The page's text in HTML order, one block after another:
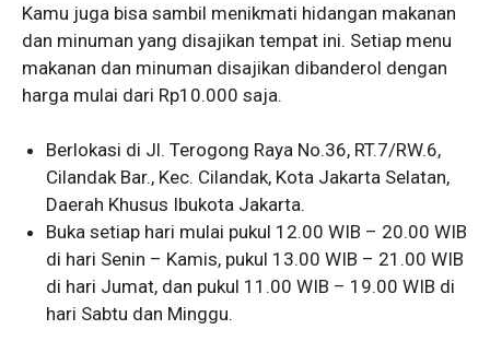
Kamu juga bisa sambil menikmati hidangan makanan
dan minuman yang disajikan tempat ini. Setiap menu
makanan dan minuman disajikan dibanderol dengan
harga mulai dari Rp10.000 saja.
Berlokasi di Jl. Terogong Raya No.36, RT.7/RW.6,
Cilandak Bar., Kec. Cilandak, Kota Jakarta Selatan,
Daerah Khusus Ibukota Jakarta.
Buka setiap hari mulai pukul 12.00 WIB – 20.00 WIB
di hari Senin – Kamis, pukul 13.00 WIB – 21.00 WIB
di hari Jumat, dan pukul 11.00 WIB – 19.00 WIB di
hari Sabtu dan Minggu.